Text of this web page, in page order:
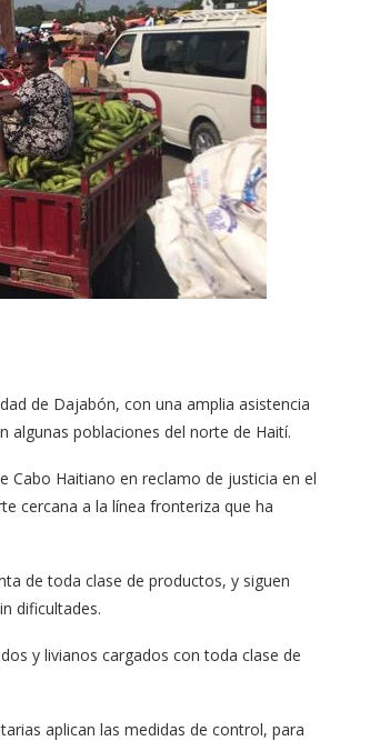
de Dajabón, con una amplia asistencia
algunas poblaciones del norte de Haití.
Cabo Haitiano en reclamo de justicia en el
cercana a la línea fronteriza que ha
de toda clase de productos, y siguen
dificultades.
y livianos cargados con toda clase de
aplican las medidas de control, para